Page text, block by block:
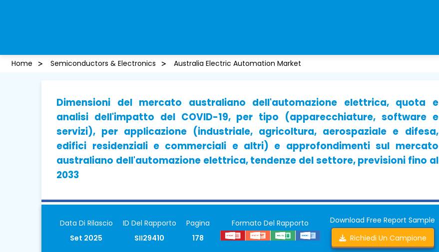
Home Semiconductors & Electronics Australia Electric Automation Market
Dimensioni del mercato australiano dell'automazione elettrica, quota e
analisi dell'impatto del COVID-19, per tipo (apparecchiature, software e
servizi), per applicazione (industriale, agricoltura, aerospaziale e difesa,
edifici residenziali e commerciali e altri) e approfondimenti sul mercato
australiano dell'automazione elettrica, tendenze del settore, previsioni fino al
2033
Data Di Rilascio
Set 2025
ID Del Rapporto
SII29410
Pagina
178
Formato Del Rapporto
Download Free Report Sample
Richiedi Un Campione